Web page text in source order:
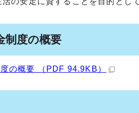
制度の概要
の概要 （PDF 94.9KB）